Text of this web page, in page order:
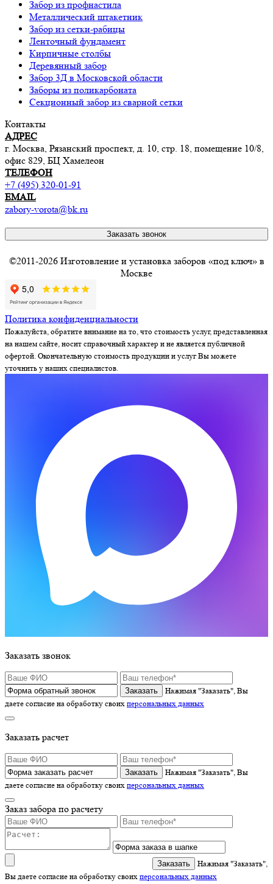
Забор из профнастила
Металлический штакетник
Забор из сетки-рабицы
Ленточный фундамент
Кирпичные столбы
Деревянный забор
Забор 3Д в Московской области
Заборы из поликарбоната
Секционный забор из сварной сетки
Контакты
АДРЕС
г. Москва, Рязанский проспект, д. 10, стр. 18, помещение 10/8,
офис 829, БЦ Хамелеон
ТЕЛЕФОН
+7 (495) 320-01-91
EMAIL
zabory-vorota@bk.ru
Заказать звонок
©2011-2026 Изготовление и установка заборов «под ключ» в
Москве
Политика конфиденциальности
Пожалуйста, обратите внимание на то, что стоимость услуг, представленная
на нашем сайте, носит справочный характер и не является публичной
офертой. Окончательную стоимость продукции и услуг Вы можете
уточнить у наших специалистов.
Заказать звонок
Нажимая "Заказать", Вы
даете согласие на обработку своих персональных данных
Заказать расчет
Нажимая "Заказать", Вы
даете согласие на обработку своих персональных данных
Заказ забора по расчету
Нажимая "Заказать",
Вы даете согласие на обработку своих персональных данных